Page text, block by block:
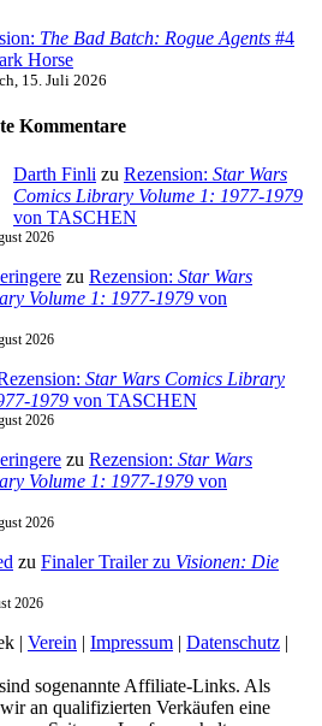
The Bad Batch: Rogue Agents #4
Horse
15. Juli 2026
Kommentare
Darth Finli zu Rezension: Star Wars
Comics Library Volume 1: 1977-1979
von TASCHEN
2026
zu Rezension: Star Wars
Volume 1: 1977-1979 von
2026
Star Wars Comics Library
1979 von TASCHEN
2026
zu Rezension: Star Wars
Volume 1: 1977-1979 von
2026
zu Finaler Trailer zu Visionen: Die
2026
| Verein | Impressum | Datenschutz |
sogenannte Affiliate-Links. Als
an qualifizierten Verkäufen eine